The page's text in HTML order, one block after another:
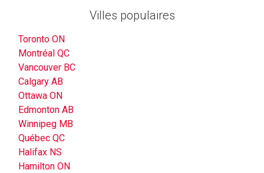
Villes populaires
Toronto ON
Montréal QC
Vancouver BC
Calgary AB
Ottawa ON
Edmonton AB
Winnipeg MB
Québec QC
Halifax NS
Hamilton ON